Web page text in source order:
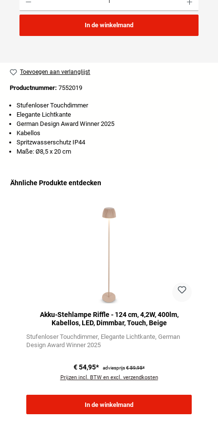
In de winkelmand
Toevoegen aan verlanglijst
Productnummer: 7552019
Stufenloser Touchdimmer
Elegante Lichtkante
German Design Award Winner 2025
Kabellos
Spritzwasserschutz IP44
Maße: Ø8,5 x 20 cm
Ähnliche Produkte entdecken
Akku-Stehlampe Riffle - 124 cm, 4,2W, 400lm,
Kabellos, LED, Dimmbar, Touch, Beige
Stufenloser Touchdimmer Elegante Lichtkante German
Design Award Winner 2025
€ 54,95* adviesprijs€ 59,95*
Prijzen incl. BTW en excl. verzendkosten
In de winkelmand